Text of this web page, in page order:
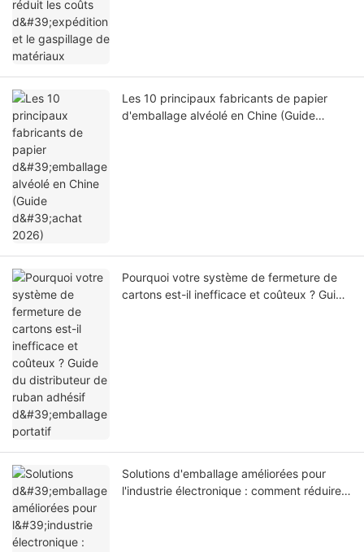
Les 10 principaux fabricants de papier
d'emballage alvéolé en Chine (Guide
Pourquoi votre système de fermeture de
cartons est-il inefficace et coûteux ? Guide
Solutions d'emballage améliorées pour
l'industrie électronique : comment réduire